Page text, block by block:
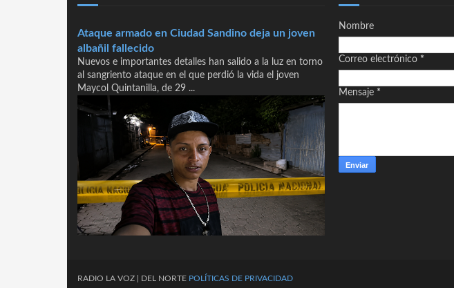
Ataque armado en Ciudad Sandino deja un joven
albañil fallecido
Nuevos e importantes detalles han salido a la luz en torno
al sangriento ataque en el que perdió la vida el joven
Maycol Quintanilla, de 29 ...
Nombre
Correo electrónico *
Mensaje *
RADIO LA VOZ | DEL NORTE POLÍTICAS DE PRIVACIDAD